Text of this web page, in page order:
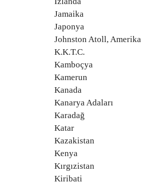
Jamaika
Japonya
Johnston Atoll, Amerika
K.K.T.C.
Kamboçya
Kamerun
Kanada
Kanarya Adaları
Karadağ
Katar
Kazakistan
Kenya
Kırgızistan
Kiribati